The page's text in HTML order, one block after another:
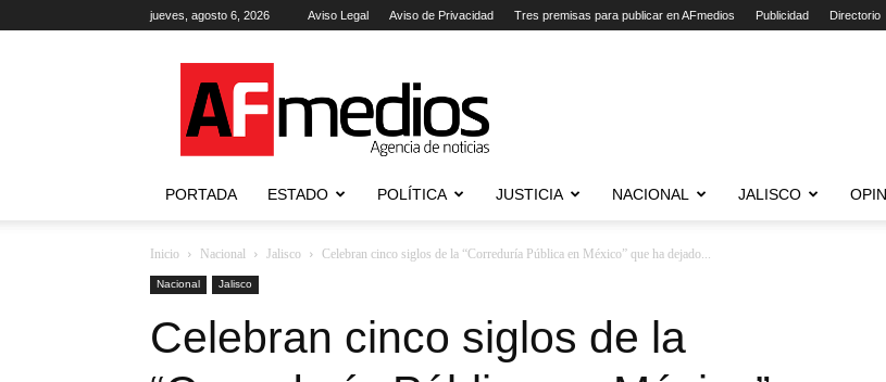
jueves, agosto 6, 2026 Aviso Legal Aviso de Privacidad Tres premisas para publicar en AFmedios Publicidad Directorio
Agencia
de
Noticias
PORTADA ESTADO POLÍTICA JUSTICIA NACIONAL JALISCO
Inicio Nacional Jalisco Celebran cinco siglos de la “Correduría Pública en México” que ha dejado...
Nacional Jalisco
Celebran cinco siglos de la